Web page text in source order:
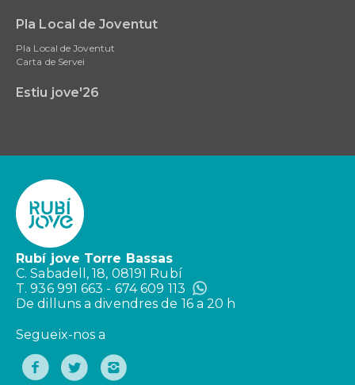
Pla Local de Joventut
Pla Local de Joventut
Carta de Servei
Estiu jove'26
Rubí jove Torre Bassas
C. Sabadell, 18, 08191 Rubí
T. 936 991 663 - 674 609 113
De dilluns a divendres de 16 a 20 h
Segueix-nos a